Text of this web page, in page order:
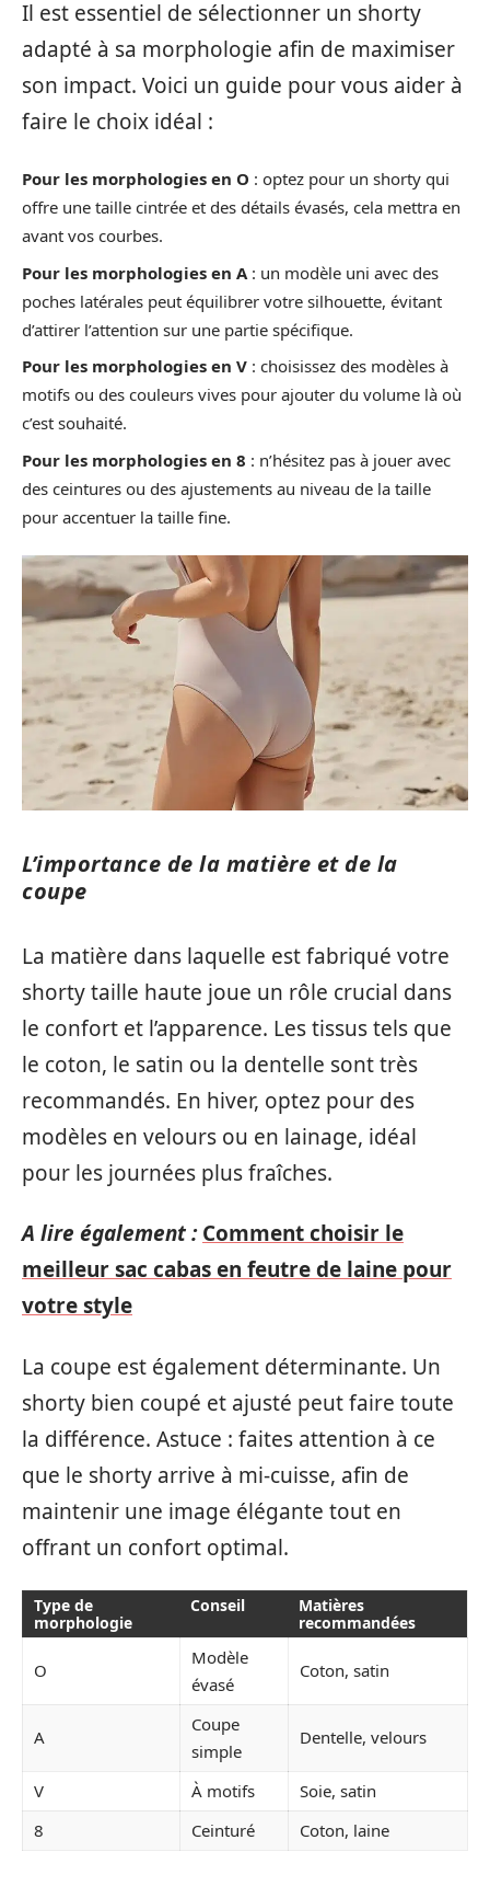
Il est essentiel de sélectionner un shorty
adapté à sa morphologie afin de maximiser
son impact. Voici un guide pour vous aider à
faire le choix idéal :
Pour les morphologies en O : optez pour un shorty qui
offre une taille cintrée et des détails évasés, cela mettra en
avant vos courbes.
Pour les morphologies en A : un modèle uni avec des
poches latérales peut équilibrer votre silhouette, évitant
d’attirer l’attention sur une partie spécifique.
Pour les morphologies en V : choisissez des modèles à
motifs ou des couleurs vives pour ajouter du volume là où
c’est souhaité.
Pour les morphologies en 8 : n’hésitez pas à jouer avec
des ceintures ou des ajustements au niveau de la taille
pour accentuer la taille fine.
L’importance de la matière et de la
coupe
La matière dans laquelle est fabriqué votre
shorty taille haute joue un rôle crucial dans
le confort et l’apparence. Les tissus tels que
le coton, le satin ou la dentelle sont très
recommandés. En hiver, optez pour des
modèles en velours ou en lainage, idéal
pour les journées plus fraîches.
A lire également : Comment choisir le
meilleur sac cabas en feutre de laine pour
votre style
La coupe est également déterminante. Un
shorty bien coupé et ajusté peut faire toute
la différence. Astuce : faites attention à ce
que le shorty arrive à mi-cuisse, afin de
maintenir une image élégante tout en
offrant un confort optimal.
Type de
morphologie
Conseil
Matières
recommandées
O
Modèle
évasé
Coton, satin
A
Coupe
simple
Dentelle, velours
V À motifs
Soie, satin
8
Ceinturé Coton, laine